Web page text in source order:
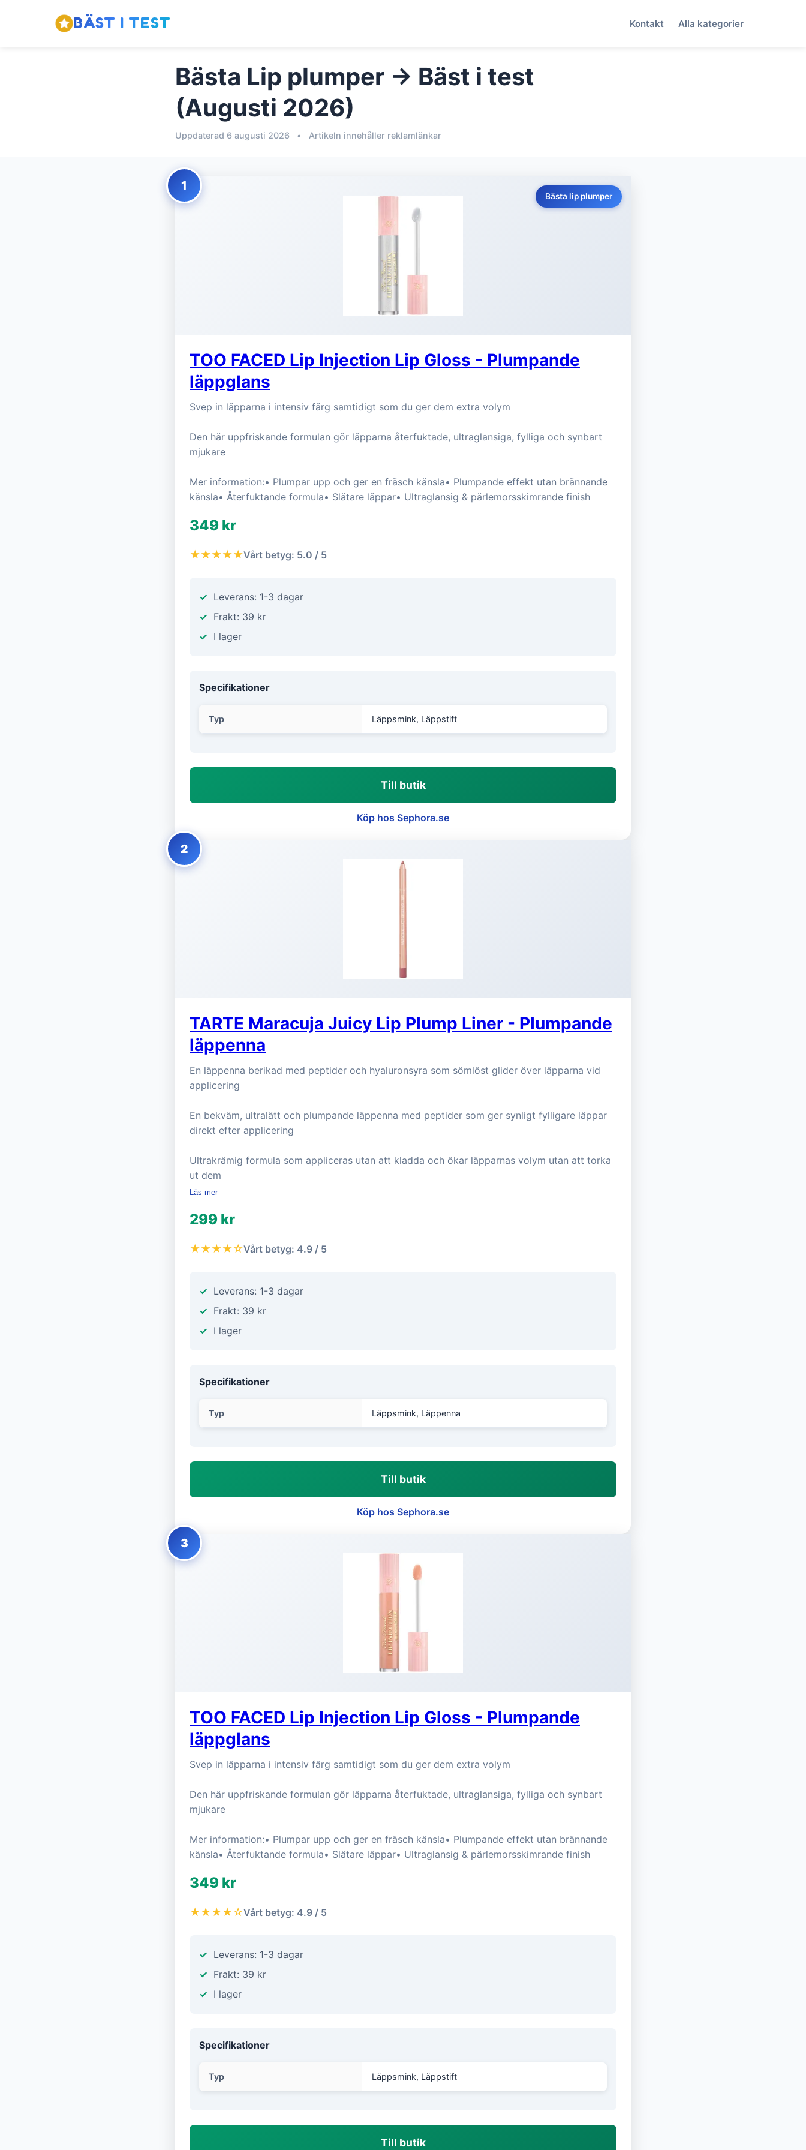
BÄST I TEST Kontakt Alla kategorier
Bästa Lip plumper → Bäst i test
(Augusti 2026)
Uppdaterad 6 augusti 2026 • Artikeln innehåller reklamlänkar
1
Bästa lip plumper
TOO FACED Lip Injection Lip Gloss - Plumpande
läppglans
Svep in läpparna i intensiv färg samtidigt som du ger dem extra volym
Den här uppfriskande formulan gör läpparna återfuktade, ultraglansiga, fylliga och synbart
mjukare
Mer information:• Plumpar upp och ger en fräsch känsla• Plumpande effekt utan brännande
känsla• Återfuktande formula• Slätare läppar• Ultraglansig & pärlemorsskimrande finish
349 kr
★★★★★Vårt betyg: 5.0 / 5
Leverans: 1-3 dagar
Frakt: 39 kr
I lager
Specifikationer
Typ Läppsmink, Läppstift
Till butik
Köp hos Sephora.se
2
TARTE Maracuja Juicy Lip Plump Liner - Plumpande
läppenna
En läppenna berikad med peptider och hyaluronsyra som sömlöst glider över läpparna vid
applicering
En bekväm, ultralätt och plumpande läppenna med peptider som ger synligt fylligare läppar
direkt efter applicering
Ultrakrämig formula som appliceras utan att kladda och ökar läpparnas volym utan att torka
ut dem
Läs mer
299 kr
★★★★☆Vårt betyg: 4.9 / 5
Leverans: 1-3 dagar
Frakt: 39 kr
I lager
Specifikationer
Typ Läppsmink, Läppenna
Till butik
Köp hos Sephora.se
3
TOO FACED Lip Injection Lip Gloss - Plumpande
läppglans
Svep in läpparna i intensiv färg samtidigt som du ger dem extra volym
Den här uppfriskande formulan gör läpparna återfuktade, ultraglansiga, fylliga och synbart
mjukare
Mer information:• Plumpar upp och ger en fräsch känsla• Plumpande effekt utan brännande
känsla• Återfuktande formula• Slätare läppar• Ultraglansig & pärlemorsskimrande finish
349 kr
★★★★☆Vårt betyg: 4.9 / 5
Leverans: 1-3 dagar
Frakt: 39 kr
I lager
Specifikationer
Typ Läppsmink, Läppstift
Till butik